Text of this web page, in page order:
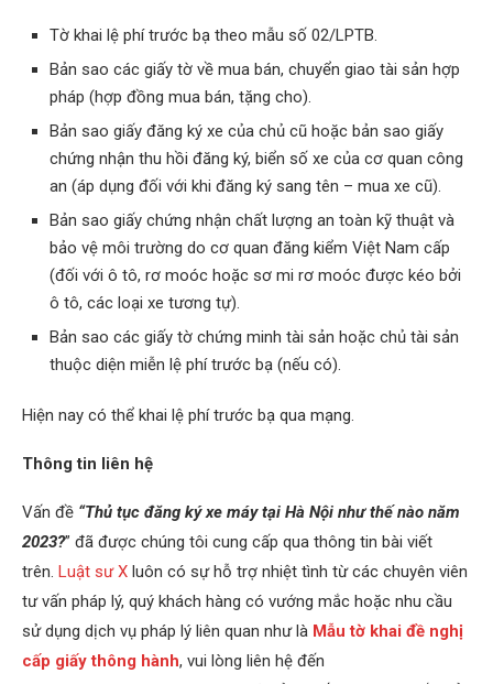
Tờ khai lệ phí trước bạ theo mẫu số 02/LPTB.
Bản sao các giấy tờ về mua bán, chuyển giao tài sản hợp
pháp (hợp đồng mua bán, tặng cho).
Bản sao giấy đăng ký xe của chủ cũ hoặc bản sao giấy
chứng nhận thu hồi đăng ký, biển số xe của cơ quan công
an (áp dụng đối với khi đăng ký sang tên – mua xe cũ).
Bản sao giấy chứng nhận chất lượng an toàn kỹ thuật và
bảo vệ môi trường do cơ quan đăng kiểm Việt Nam cấp
(đối với ô tô, rơ moóc hoặc sơ mi rơ moóc được kéo bởi
ô tô, các loại xe tương tự).
Bản sao các giấy tờ chứng minh tài sản hoặc chủ tài sản
thuộc diện miễn lệ phí trước bạ (nếu có).
Hiện nay có thể khai lệ phí trước bạ qua mạng.
Thông tin liên hệ
Vấn đề “Thủ tục đăng ký xe máy tại Hà Nội như thế nào năm
2023?” đã được chúng tôi cung cấp qua thông tin bài viết
trên. Luật sư X luôn có sự hỗ trợ nhiệt tình từ các chuyên viên
tư vấn pháp lý, quý khách hàng có vướng mắc hoặc nhu cầu
sử dụng dịch vụ pháp lý liên quan như là Mẫu tờ khai đề nghị
cấp giấy thông hành, vui lòng liên hệ đến